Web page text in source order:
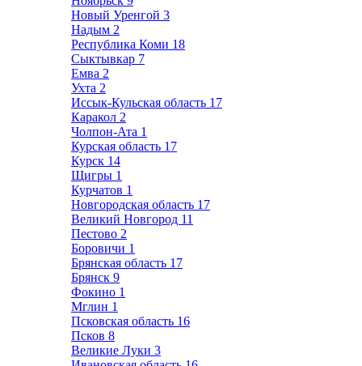
Новый Уренгой 3
Надым 2
Республика Коми 18
Сыктывкар 7
Емва 2
Ухта 2
Иссык-Кульская область 17
Каракол 2
Чолпон-Ата 1
Курская область 17
Курск 14
Щигры 1
Курчатов 1
Новгородская область 17
Великий Новгород 11
Пестово 2
Боровичи 1
Брянская область 17
Брянск 9
Фокино 1
Мглин 1
Псковская область 16
Псков 8
Великие Луки 3